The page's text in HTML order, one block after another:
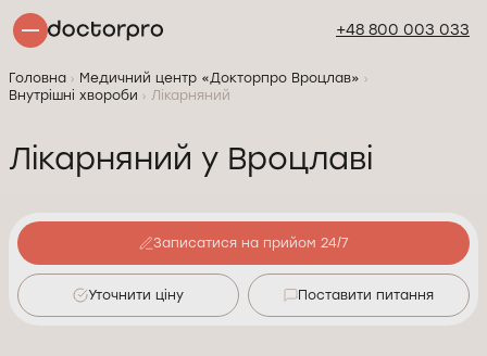
+48 800 003 033
Головна
Медичний центр «Докторпро Вроцлав»
Внутрішні хвороби
Лікарняний
Лікарняний у Вроцлаві
Записатися на прийом 24/7
Уточнити ціну Поставити питання